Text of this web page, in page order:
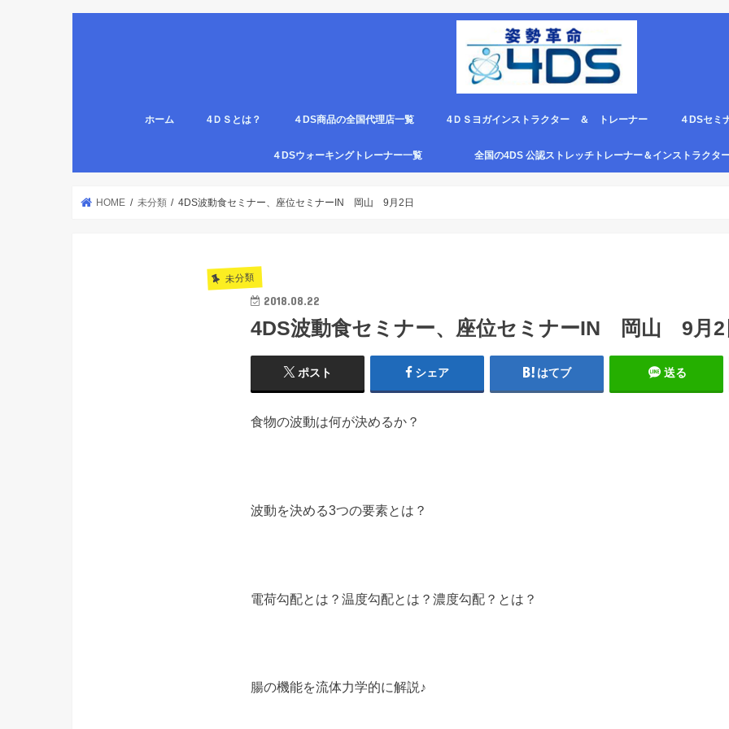
ホーム 4ＤＳとは？
医療従事者,学生のための語呂合わせ。
４DS商品の全国代理店一覧
４DSの公認クリエピロー代理店 クリエピロー説明＆使い方動画
クリエピロー Q＆A
クリエピロー販売店になる方法は？
4DS腸腹ペタベルト＆手首足首ベルト
４DS螺旋ソックス代理店一覧
4ＤＳヨガインストラクター ＆ トレーナー ４DSセミ
4ds商品
４DSのテ
４ＤＳの各
4DS セミ
セミナー受
４DSウォーキングトレーナー一覧 全国の4DS 公認ストレッチトレーナー＆インストラクタ
HOME 未分類 4DS波動食セミナー、座位セミナーIN 岡山 9月2日
未分類
2018.08.22
4DS波動食セミナー、座位セミナーIN 岡山 9月2
ポスト シェア はてブ 送る
食物の波動は何が決めるか？
波動を決める3つの要素とは？
電荷勾配とは？温度勾配とは？濃度勾配？とは？
腸の機能を流体力学的に解説♪